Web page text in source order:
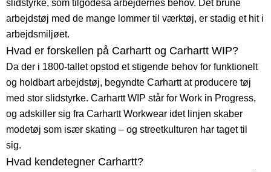
slidstyrke, som tilgodeså arbejdernes behov. Det brune
arbejdstøj med de mange lommer til værktøj, er stadig et hit i
arbejdsmiljøet.
Hvad er forskellen på Carhartt og Carhartt WIP?
Da der i 1800-tallet opstod et stigende behov for funktionelt
og holdbart arbejdstøj, begyndte Carhartt at producere tøj
med stor slidstyrke. Carhartt WIP står for Work in Progress,
og adskiller sig fra Carhartt Workwear idet linjen skaber
modetøj som især skating – og streetkulturen har taget til
sig.
Hvad kendetegner Carhartt?